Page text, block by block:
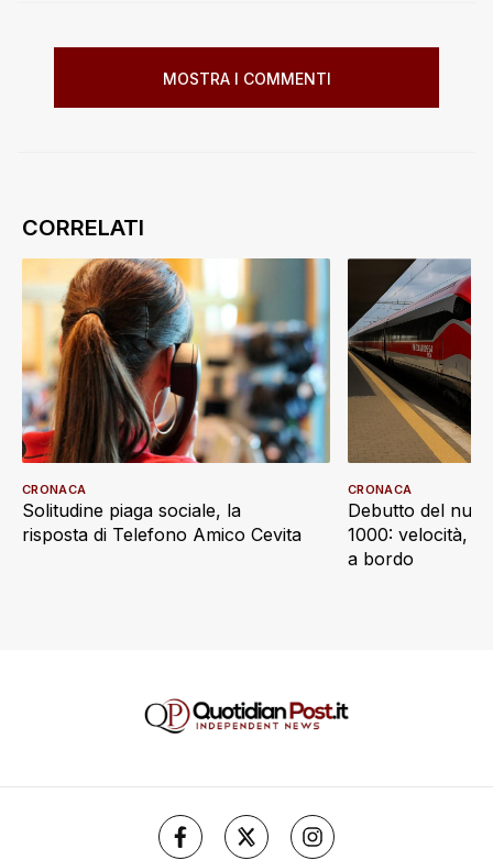
MOSTRA I COMMENTI
Solitudine piaga sociale, la
risposta di Telefono Amico Cevita
CRONACA
Debutto del
1000: velocità,
a bordo
CRONACA